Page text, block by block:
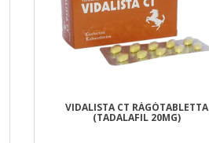
VIDALISTA CT RÁGÓTABLETTA
(TADALAFIL 20MG)